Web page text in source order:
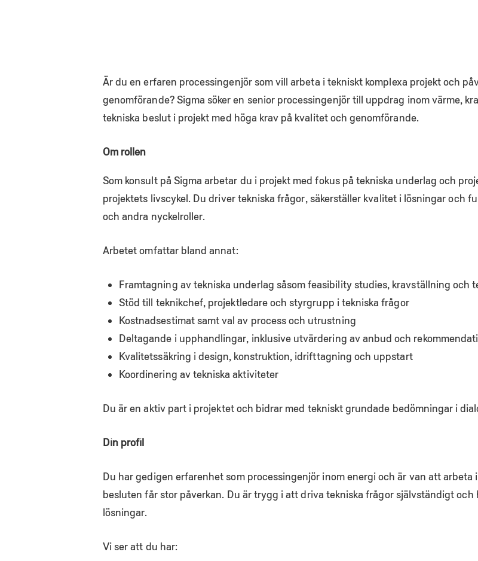
Är du en erfaren processingenjör som vill arbeta i tekniskt komplexa projekt och
genomförande? Sigma söker en senior processingenjör till uppdrag inom värme,
tekniska beslut i projekt med höga krav på kvalitet och genomförande.
Om rollen
Som konsult på Sigma arbetar du i projekt med fokus på tekniska underlag och
projektets livscykel. Du driver tekniska frågor, säkerställer kvalitet i lösningar och
och andra nyckelroller.
Arbetet omfattar bland annat:
Framtagning av tekniska underlag såsom feasibility studies, kravställning och
Stöd till teknikchef, projektledare och styrgrupp i tekniska frågor
Kostnadsestimat samt val av process och utrustning
Deltagande i upphandlingar, inklusive utvärdering av anbud och
Kvalitetssäkring i design, konstruktion, idrifttagning och uppstart
Koordinering av tekniska aktiviteter
Du är en aktiv part i projektet och bidrar med tekniskt grundade bedömningar i
Din profil
Du har gedigen erfarenhet som processingenjör inom energi och är van att
besluten får stor påverkan. Du är trygg i att driva tekniska frågor självständigt
lösningar.
Vi ser att du har: